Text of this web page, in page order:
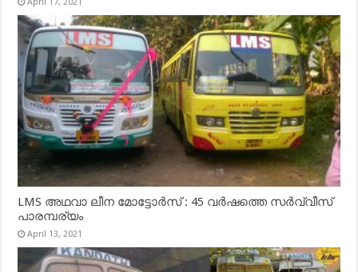
LMS അഥവാ ലീന മോട്ടോർസ് : 45 വർഷത്തെ സർവ്വീസ്
പാരമ്പര്യം
April 13, 2021